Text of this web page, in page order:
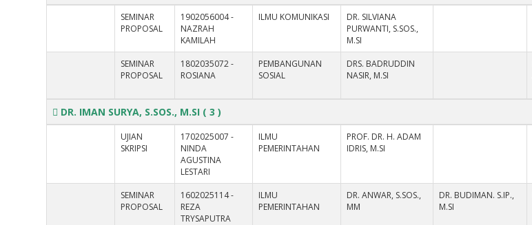
SEMINAR
PROPOSAL
1902056004 -
NAZRAH
KAMILAH
ILMU KOMUNIKASI
DR. SILVIANA
PURWANTI, S.SOS.,
M.SI
SEMINAR
PROPOSAL
1802035072 -
ROSIANA
PEMBANGUNAN
SOSIAL
DRS. BADRUDDIN
NASIR, M.SI
DR. IMAN SURYA, S.SOS., M.SI ( 3 )
UJIAN
SKRIPSI
1702025007 -
NINDA
AGUSTINA
LESTARI
ILMU
PEMERINTAHAN
PROF. DR. H. ADAM
IDRIS, M.SI
SEMINAR
PROPOSAL
1602025114 -
REZA
TRYSAPUTRA
ILMU
PEMERINTAHAN
DR. ANWAR, S.SOS.,
MM
DR. BUDIMAN. S.IP.,
M.SI